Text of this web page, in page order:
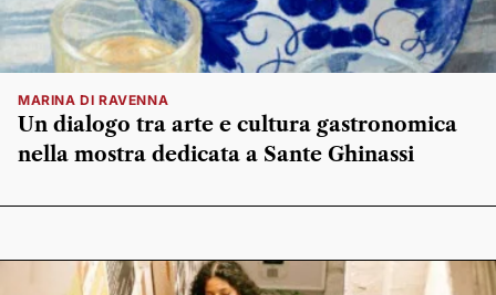
MARINA DI RAVENNA
Un dialogo tra arte e cultura gastronomica
nella mostra dedicata a Sante Ghinassi